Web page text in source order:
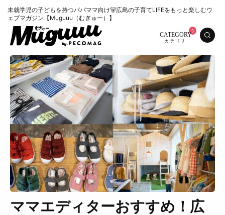
未就学児の子どもを持つパパママ向け🐻広島の子育てLIFEをもっと楽しむウ
ェブマガジン【Muguuu（むぎゅー）】
CATEGORY
ママエディターおすすめ！広